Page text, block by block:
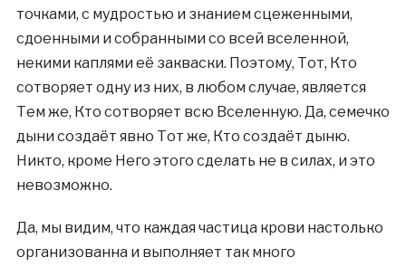
точками, с мудростью и знанием сцеженными,
сдоенными и собранными со всей вселенной,
некими каплями её закваски. Поэтому, Тот, Кто
сотворяет одну из них, в любом случае, является
Тем же, Кто сотворяет всю Вселенную. Да, семечко
дыни создаёт явно Тот же, Кто создаёт дыню.
Никто, кроме Него этого сделать не в силах, и это
невозможно.
Да, мы видим, что каждая частица крови настолько
организованна и выполняет так много